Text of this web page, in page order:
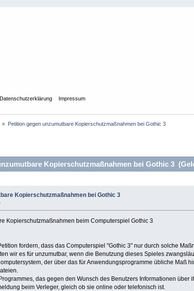
Datenschutzerklärung Impressum
» Petition gegen unzumutbare Kopierschutzmaßnahmen bei Gothic 3
Kopierschutzmaßnahmen bei Gothic 3
Kopierschutzmaßnahmen bei Gothic 3
Kopierschutzmaßnahmen beim Computerspiel Gothic 3
fordern, dass das Computerspiel "Gothic 3" nur durch solche
wir es für unzumutbar, wenn die Benutzung dieses Spieles
der über das für Anwendungsprogramme übliche Maß
das gegen den Wunsch des Benutzers Informationen über
beim Verleger, gleich ob sie online oder telefonisch ist.